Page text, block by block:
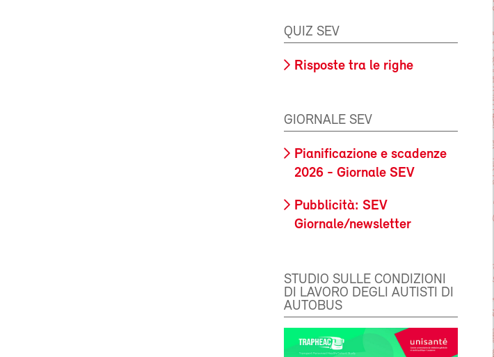
QUIZ SEV
Risposte tra le righe
GIORNALE SEV
Pianificazione e scadenze
2026 - Giornale SEV
Pubblicità: SEV
Giornale/newsletter
STUDIO SULLE CONDIZIONI
DI LAVORO DEGLI AUTISTI DI
AUTOBUS